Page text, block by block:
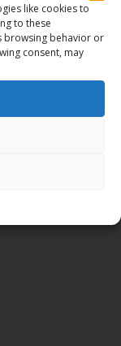
like cookies to
to these
browsing behavior or
consent, may